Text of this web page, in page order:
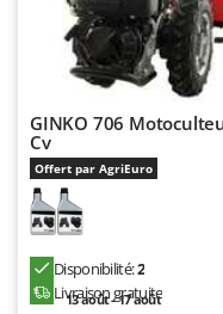
GINKO 706
Cv
Offert par AgriEuro
Disponibilité:2
Livraison gratuite
13 août - 17 août